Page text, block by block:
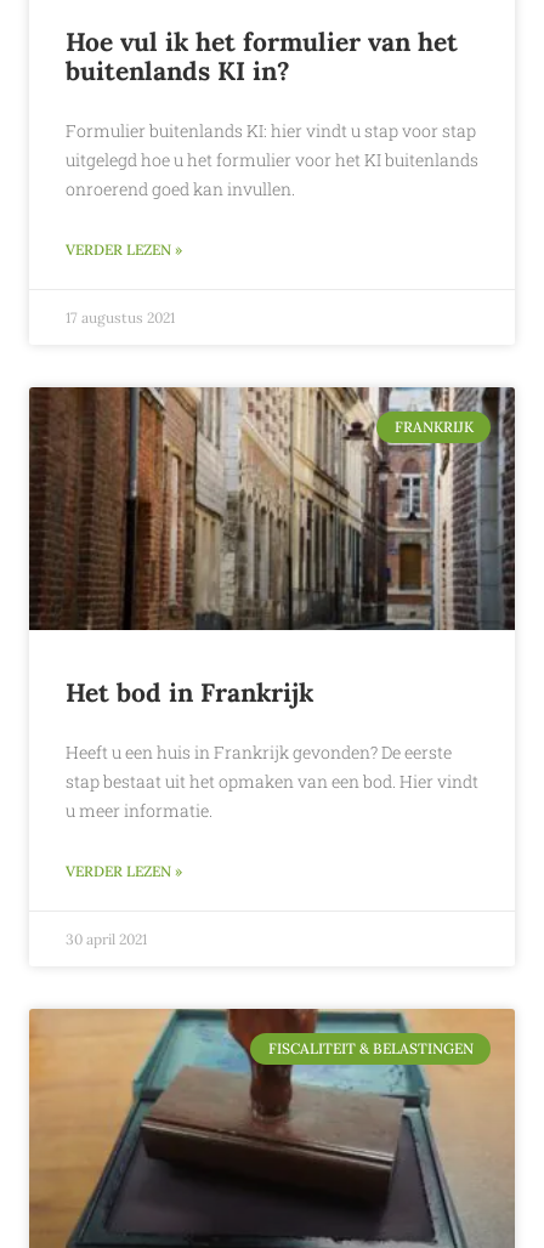
Hoe vul ik het formulier van het
buitenlands KI in?
Formulier buitenlands KI: hier vindt u stap voor stap
uitgelegd hoe u het formulier voor het KI buitenlands
onroerend goed kan invullen.
VERDER LEZEN »
17 augustus 2021
FRANKRIJK
Het bod in Frankrijk
Heeft u een huis in Frankrijk gevonden? De eerste
stap bestaat uit het opmaken van een bod. Hier vindt
u meer informatie.
VERDER LEZEN »
30 april 2021
FISCALITEIT & BELASTINGEN